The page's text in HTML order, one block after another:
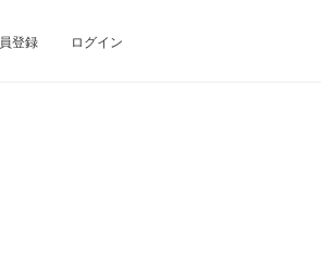
登録 ログイン